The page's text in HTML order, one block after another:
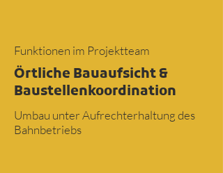
Funktionen im Projektteam
Örtliche Bauaufsicht &
Baustellenkoordination
Umbau unter Aufrechterhaltung des
Bahnbetriebs